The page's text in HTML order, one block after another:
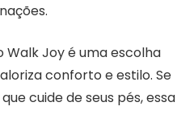
Walk Joy é uma escolha
conforto e estilo. Se
cuide de seus pés, essa